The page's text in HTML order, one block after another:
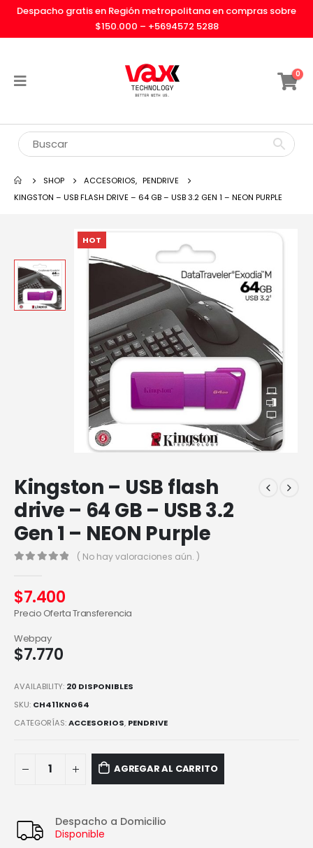
Despacho gratis en Región metropolitana en compras sobre
$150.000 – +5694572 5288
0
SHOP ACCESORIOS, PENDRIVE
KINGSTON – USB FLASH DRIVE – 64 GB – USB 3.2 GEN 1 – NEON PURPLE
HOT
Kingston – USB flash
drive – 64 GB – USB 3.2
Gen 1 – NEON Purple
( No hay valoraciones aún. )
$7.400
Precio Oferta Transferencia
$7.770
Webpay
AVAILABILITY: 20 DISPONIBLES
SKU: CH411KNG64
CATEGORÍAS:ACCESORIOS, PENDRIVE
AGREGAR AL CARRITO
Despacho a Domicilio
Disponible